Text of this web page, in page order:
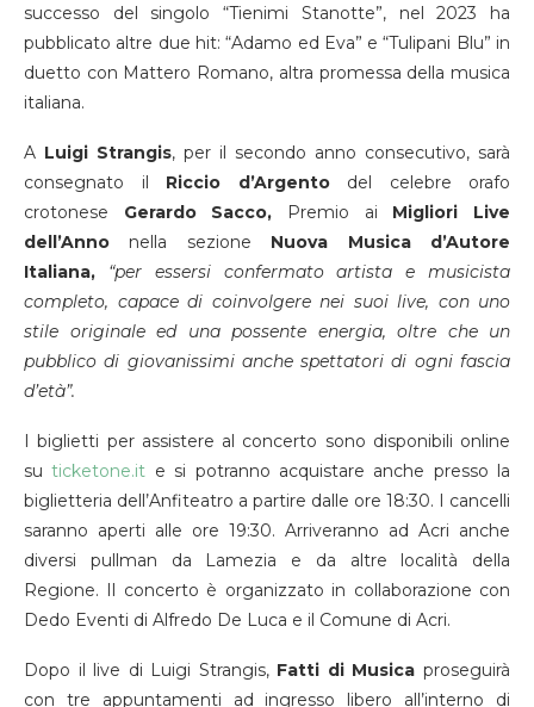
successo del singolo “Tienimi Stanotte”, nel 2023 ha
pubblicato altre due hit: “Adamo ed Eva” e “Tulipani Blu” in
duetto con Mattero Romano, altra promessa della musica
italiana.
A Luigi Strangis, per il secondo anno consecutivo, sarà
consegnato il Riccio d’Argentodel celebre orafo
crotonese Gerardo Sacco, Premio ai Migliori Live
dell’Anno nella sezione Nuova Musica d’Autore
Italiana, “per essersi confermato artista e musicista
completo, capace di coinvolgere nei suoi live, con uno
stile originale ed una possente energia, oltre che un
pubblico di giovanissimi anche spettatori di ogni fascia
d’età”.
I biglietti per assistere al concerto sono disponibili online
su ticketone.it e si potranno acquistare anche presso la
biglietteria dell’Anfiteatro a partire dalle ore 18:30. I cancelli
saranno aperti alle ore 19:30. Arriveranno ad Acri anche
diversi pullman da Lamezia e da altre località della
Regione. Il concerto è organizzato in collaborazione con
Dedo Eventi di Alfredo De Luca e il Comune di Acri.
Dopo il live di Luigi Strangis, Fatti di Musica proseguirà
con tre appuntamenti ad ingresso libero all’interno di